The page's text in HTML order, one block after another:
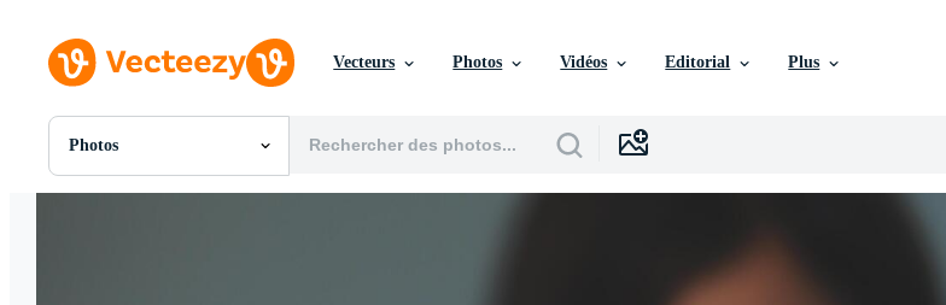
Vecteurs Photos Vidéos Editorial Plus
Photos
Toutes Images